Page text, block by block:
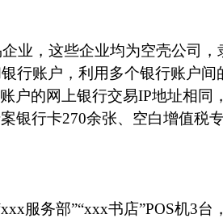
业，这些企业均为空壳公司
行账户，利用多个银行账户
户的网上银行交易IP地址相同
银行卡270余张、空白增值税
xxx服务部”“xxx书店”POS机3台